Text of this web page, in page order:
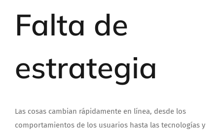
Falta de
estrategia
Las cosas cambian rápidamente en línea, desde los
comportamientos de los usuarios hasta las tecnologías y